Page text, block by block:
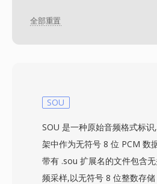
全部重置
SOU
SOU 是一种原始音频格式标
架中作为无符号 8 位 PCM 数
带有 .sou 扩展名的文件包含
频采样,以无符号 8 位整数存